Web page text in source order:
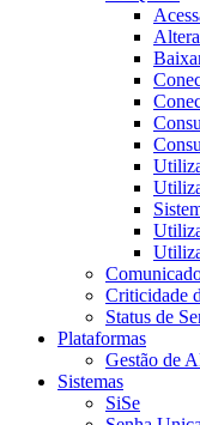
Criticidade
Status de
Plataformas
Gestão de
Sistemas
SiSe